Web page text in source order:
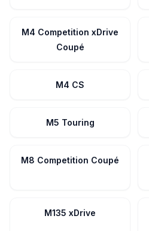
M4 Competition xDrive
Coupé
M4 CS
M5 Touring
M8 Competition Coupé
M135 xDrive